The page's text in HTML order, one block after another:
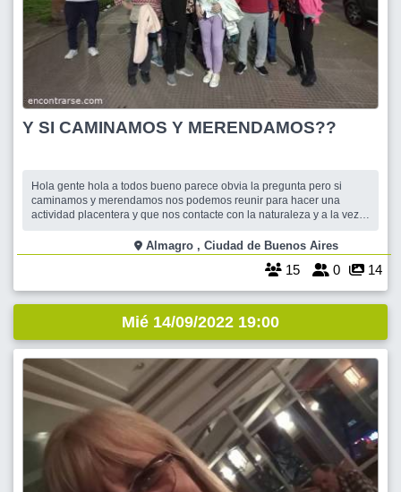
Y SI CAMINAMOS Y MERENDAMOS??
Hola gente hola a todos bueno parece obvia la pregunta pero si
caminamos y merendamos nos podemos reunir para hacer una
actividad placentera y que nos contacte con la naturaleza y a la vez
las 18 hs. en la esquina de Nueva York y Bahia Blanca, frente al
Hospital Zubizarreta para dar
Almagro , Ciudad de Buenos Aires
15 0 14
Mié 14/09/2022 19:00